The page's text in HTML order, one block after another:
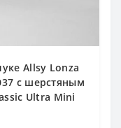
Allsy Lonza
с шерстяным
Ultra Mini